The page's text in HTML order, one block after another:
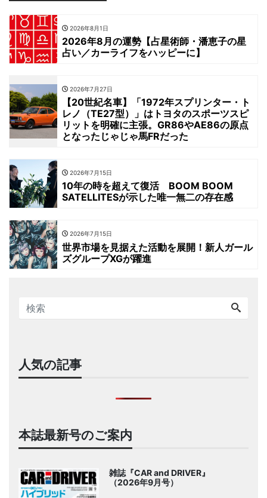
2026年8月1日
2026年8月の運勢【占星術師・潘恵子の星
占い／カーライフをハッピーに】
2026年7月27日
【20世紀名車】「1972年スプリンター・ト
レノ（TE27型）」はトヨタのスポーツスピ
リットを明確に主張。GR86やAE86の原点
となったじゃじゃ馬FRだった
2026年7月15日
10年の時を超えて復活 BOOM BOOM
SATELLITESが示した唯一無二の存在感
2026年7月15日
世界市場を見据えた活動を展開！新人ガール
ズグループXGが躍進
人気の記事
本誌最新号のご案内
雑誌『CAR and DRIVER』
（2026年9月号）